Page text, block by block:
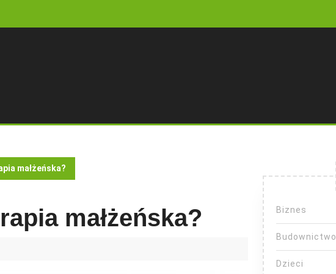
małżeńska?
małżeńska? Biznes
Budownictwo
Dzieci